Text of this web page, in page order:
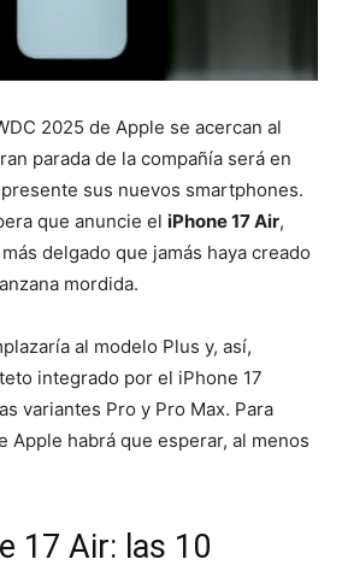
2025 de Apple se acercan al
parada de la compañía será en
sus nuevos smartphones.
que anuncie el iPhone 17 Air,
delgado que jamás haya creado
mordida.
al modelo Plus y, así,
integrado por el iPhone 17
variantes Pro y Pro Max. Para
Apple habrá que esperar, al menos
17 Air: las 10